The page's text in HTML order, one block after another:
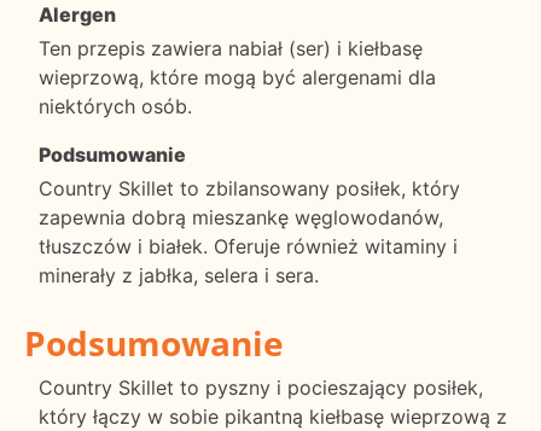
Alergen
Ten przepis zawiera nabiał (ser) i kiełbasę
wieprzową, które mogą być alergenami dla
niektórych osób.
Podsumowanie
Country Skillet to zbilansowany posiłek, który
zapewnia dobrą mieszankę węglowodanów,
tłuszczów i białek. Oferuje również witaminy i
minerały z jabłka, selera i sera.
Podsumowanie
Country Skillet to pyszny i pocieszający posiłek,
który łączy w sobie pikantną kiełbasę wieprzową z